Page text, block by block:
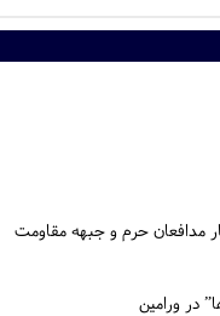
مدافعان حرم و جبهه مقاومت
در ورامین